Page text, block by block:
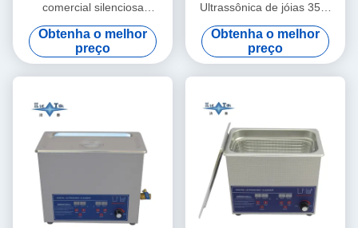
comercial silenciosa
Máquina de limpeza
ultrassônica digital de 1.3L
60W com cronometragem
de várias engrenagens
Obtenha o melhor
preço
Ultrassônica de jóias 35W
Óculos Limpador
Ultrassônico
Obtenha o melhor
preço